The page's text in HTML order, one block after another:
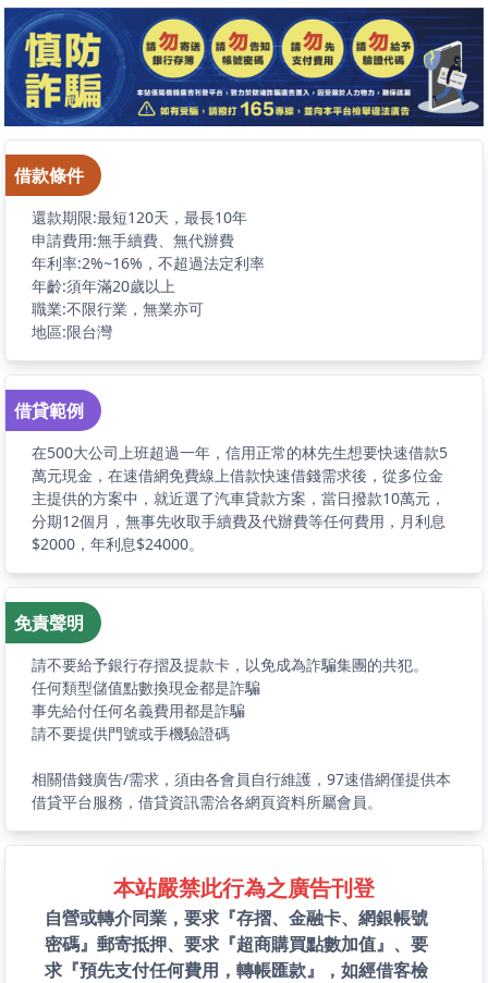
借款條件
還款期限:最短120天，最長10年
申請費用:無手續費、無代辦費
年利率:2%~16%，不超過法定利率
年齡:須年滿20歲以上
職業:不限行業，無業亦可
地區:限台灣
借貸範例
在500大公司上班超過一年，信用正常的林先生想要快速借款5
萬元現金，在速借網免費線上借款快速借錢需求後，從多位金
主提供的方案中，就近選了汽車貸款方案，當日撥款10萬元，
分期12個月，無事先收取手續費及代辦費等任何費用，月利息
$2000，年利息$24000。
免責聲明
請不要給予銀行存摺及提款卡，以免成為詐騙集團的共犯。
任何類型儲值點數換現金都是詐騙
事先給付任何名義費用都是詐騙
請不要提供門號或手機驗證碼
相關借錢廣告/需求，須由各會員自行維護，97速借網僅提供本
借貸平台服務，借貸資訊需洽各網頁資料所屬會員。
本站嚴禁此行為之廣告刊登
自營或轉介同業，要求『存摺、金融卡、網銀帳號
密碼』郵寄抵押、要求『超商購買點數加值』、要
求『預先支付任何費用，轉帳匯款』，如經借客檢